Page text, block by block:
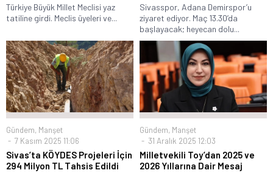
Türkiye Büyük Millet Meclisi yaz
tatiline girdi. Meclis üyeleri ve...
Sivasspor, Adana Demirspor’u
ziyaret ediyor. Maç 13.30’da
başlayacak; heyecan dolu...
Gündem, Manşet
7 Kasım 2025 11:06
Sivas’ta KÖYDES Projeleri İçin
294 Milyon TL Tahsis Edildi
Gündem, Manşet
31 Aralık 2025 12:03
Milletvekili Toy’dan 2025 ve
2026 Yıllarına Dair Mesaj